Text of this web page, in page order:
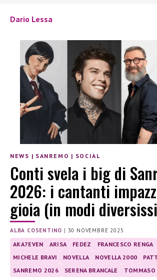
Dario Lessa
NEWS | SANREMO | SOCIAL
Conti svela i big di
2026: i cantanti
gioia (in modi
ALBA COSENTINO | 30 NOVEMBRE 2025
AKA7EVEN ARISA FEDEZ FRANCESCO RENGA
MICHELE BRAVI
NOVELLA NOVELLA 2000
SANREMO 2026
SERENA BRANCALE TOMMASO